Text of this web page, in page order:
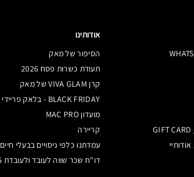
אודותינו
הסיפור של מאק
תעודת כשרות פסח 2026
קרן VIVA GLAM של מאק
BLACK FRIDAY - בלאק פריידי
מועדון MAC PRO
קריירה
עמדתנו כלפי ניסויים בבעלי חיים
דו"ח שכר שווה לעובד ולעובדת 2025